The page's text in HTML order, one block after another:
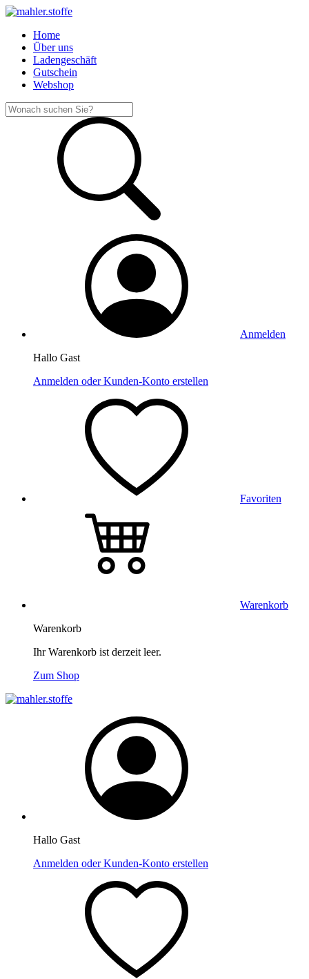
Home
Über uns
Ladengeschäft
Gutschein
Webshop
Anmelden
Hallo Gast
Anmelden oder Kunden-Konto erstellen
Favoriten
Warenkorb
Warenkorb
Ihr Warenkorb ist derzeit leer.
Zum Shop
Hallo Gast
Anmelden oder Kunden-Konto erstellen